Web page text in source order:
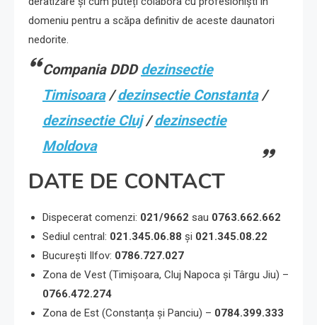
domeniu pentru a scăpa definitiv de aceste daunatori
nedorite.
Compania DDDdezinsectie
Timisoara/dezinsectie Constanta/
dezinsectie Cluj/dezinsectie
Moldova
DATE DE CONTACT
Dispecerat comenzi: 021/9662 sau 0763.662.662
Sediul central: 021.345.06.88 și 021.345.08.22
București Ilfov: 0786.727.027
Zona de Vest (Timișoara, Cluj Napoca și Târgu Jiu) –
0766.472.274
Zona de Est (Constanța și Panciu) – 0784.399.333